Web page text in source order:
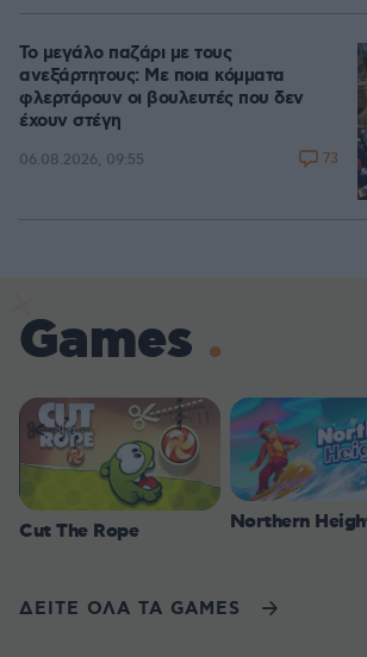
Το μεγάλο παζάρι με τους
ανεξάρτητους: Με ποια κόμματα
φλερτάρουν οι βουλευτές που δεν
έχουν στέγη
06.08.2026, 09:55 73
Games
Cut The Rope Northern
ΔΕΙΤΕ ΟΛΑ ΤΑ GAMES